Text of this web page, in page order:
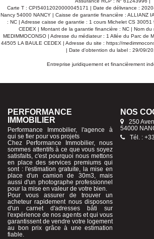
Carte T : CPI54012020000045171 | Date de délivrance :
Nancy 54000 NANCY | Caisse de garantie financière : ALLIANZ
: NC | Adresse caisse de garantie : 1 cours Michelet CS 30051
CEDEX | Montant de la garantie financière : NC | Nom du
MEDIMMOCONSO | Adresse du médiateur : 1 Allée du Parc de
44505 LA BAULE CEDEX | Adresse du site : https://
| Date d'obtention du label : 29/09/
Entreprise juridiquement et financièrement
PERFORMANCE
IMMOBILIER
Performance Immobilier, l'agence à
qui se fier pour vos projets
Chez Performance Immobilier, nous
sommes attentifs à ce que vous soyez
satisfaits, c'est pourquoi nous mettons
en place des services premiums qui
sont : l'estimation gratuite, la mise en
place d'un camion de 30m3, mais
aussi d'un photographe professionnel
pour la mise en valeur de votre bien.
Pour vous assurer de trouver un
acheteur rapidement nous disposons
d'un carnet d'adresses bâti sur
l'expérience de nos agents et qui vous
garantissent de vendre votre logement
au bon prix grâce à une estimation
fiable.
NOS
250
54000
Tél. :